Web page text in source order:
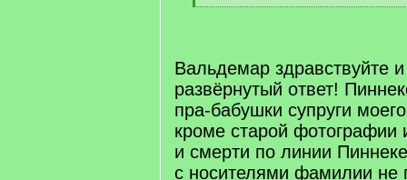
[
Вальдемар здравствуйте
развёрнутый ответ!
пра-бабушки супруги
кроме старой фотографии
и смерти по линии
с носителями фамилии не